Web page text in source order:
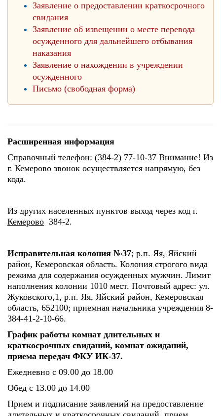
Заявление о предоставлении краткосрочного
свидания
Заявление об извещении о месте перевода
осужденного для дальнейшего отбывания
наказания
Заявление о нахождении в учреждении
осужденного
Письмо (свободная форма)
Расширенная информация
Справочный телефон: (384-2) 77-10-37 Внимание! Из
г. Кемерово звонок осуществляется напрямую, без
кода.
Из других населенных пунктов выход через код г.
Кемерово 384-2.
Исправительная колония №37; р.п. Яя, Яйский
район, Кемеровская область. Колония строгого вида
режима для содержания осужденных мужчин. Лимит
наполнения колонии 1010 мест. Почтовый адрес: ул.
Жуковского,1, р.п. Яя, Яйский район, Кемеровская
область, 652100; приемная начальника учреждения 8-
384-41-2-10-66.
График работы комнат длительных и
краткосрочных свиданий, комнат ожиданий,
приема передач ФКУ ИК-37.
Ежедневно с 09.00 до 18.00
Обед с 13.00 до 14.00
Прием и подписание заявлений на предоставление